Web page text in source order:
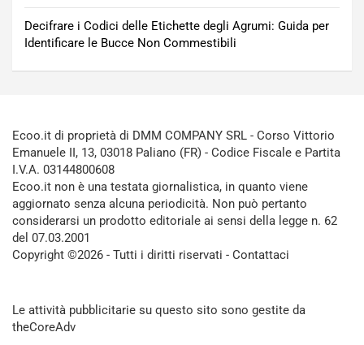
Decifrare i Codici delle Etichette degli Agrumi: Guida per
Identificare le Bucce Non Commestibili
Ecoo.it di proprietà di DMM COMPANY SRL - Corso Vittorio
Emanuele II, 13, 03018 Paliano (FR) - Codice Fiscale e Partita
I.V.A. 03144800608
Ecoo.it non è una testata giornalistica, in quanto viene
aggiornato senza alcuna periodicità. Non può pertanto
considerarsi un prodotto editoriale ai sensi della legge n. 62
del 07.03.2001
Copyright ©2026 - Tutti i diritti riservati - Contattaci
Le attività pubblicitarie su questo sito sono gestite da
theCoreAdv